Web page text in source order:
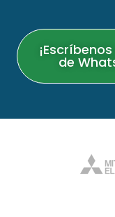
de